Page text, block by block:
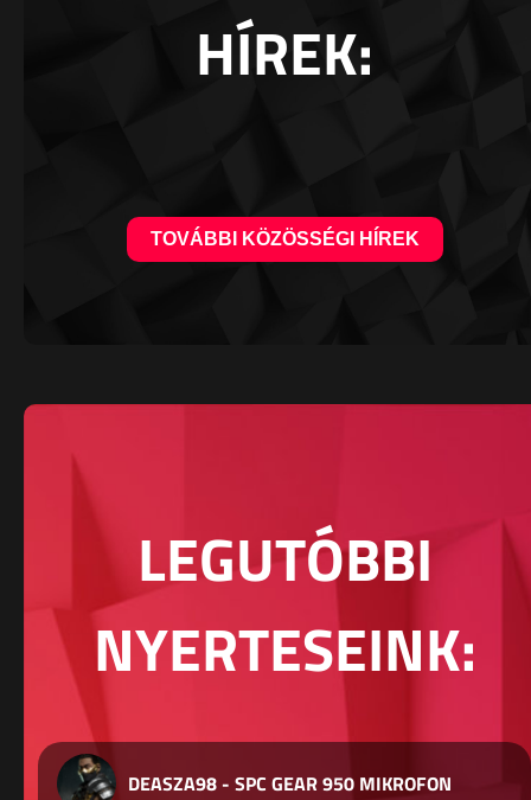
HÍREK:
TOVÁBBI KÖZÖSSÉGI HÍREK
LEGUTÓBBI
NYERTESEINK:
DEASZA98 - SPC GEAR 950 MIKROFON